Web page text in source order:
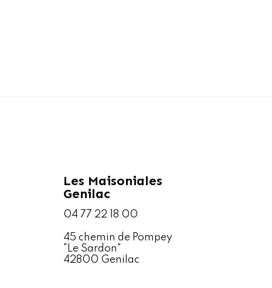
Les Maisoniales
Genilac
04 77 22 18 00
45 chemin de Pompey
"Le Sardon"
42800 Genilac